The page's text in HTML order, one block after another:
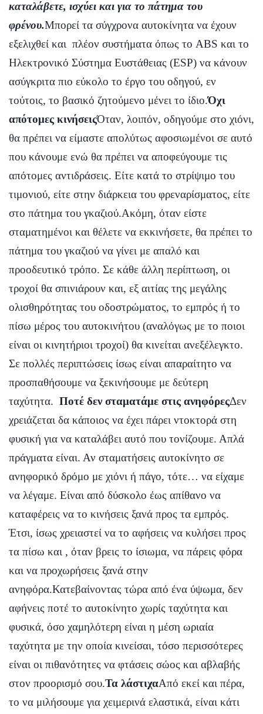
καταλάβετε, ισχύει και για το πάτημα του
φρένου.Μπορεί τα σύγχρονα αυτοκίνητα να έχουν
εξελιχθεί και πλέον συστήματα όπως το ABS και το
Ηλεκτρονικό Σύστημα Ευστάθειας (ΕSP) να κάνουν
ασύγκριτα πιο εύκολο το έργο του οδηγού, εν
τούτοις, το βασικό ζητούμενο μένει το ίδιο.Όχι
απότομες κινήσειςΌταν, λοιπόν, οδηγούμε στο χιόνι,
θα πρέπει να είμαστε απολύτως αφοσιωμένοι σε αυτό
που κάνουμε ενώ θα πρέπει να αποφεύγουμε τις
απότομες αντιδράσεις. Είτε κατά το στρίψιμο του
τιμονιού, είτε στην διάρκεια του φρεναρίσματος, είτε
στο πάτημα του γκαζιού.Ακόμη, όταν είστε
σταματημένοι και θέλετε να εκκινήσετε, θα πρέπει το
πάτημα του γκαζιού να γίνει με απαλό και
προοδευτικό τρόπο. Σε κάθε άλλη περίπτωση, οι
τροχοί θα σπινιάρουν και, εξ αιτίας της μεγάλης
ολισθηρότητας του οδοστρώματος, το εμπρός ή το
πίσω μέρος του αυτοκινήτου (αναλόγως με το ποιοι
είναι οι κινητήριοι τροχοί) θα κινείται ανεξέλεγκτο.
Σε πολλές περιπτώσεις ίσως είναι απαραίτητο να
προσπαθήσουμε να ξεκινήσουμε με δεύτερη
ταχύτητα. Ποτέ δεν σταματάμε στις ανηφόρεςΔεν
χρειάζεται δα κάποιος να έχει πάρει ντοκτορά στη
φυσική για να καταλάβει αυτό που τονίζουμε. Απλά
πράγματα είναι. Αν σταματήσεις αυτοκίνητο σε
ανηφορικό δρόμο με χιόνι ή πάγο, τότε… να είχαμε
να λέγαμε. Είναι από δύσκολο έως απίθανο να
καταφέρεις να το κινήσεις ξανά προς τα εμπρός.
Έτσι, ίσως χρειαστεί να το αφήσεις να κυλήσει προς
τα πίσω και , όταν βρεις το ίσιωμα, να πάρεις φόρα
και να προχωρήσεις ξανά στην
ανηφόρα.Κατεβαίνοντας τώρα από ένα ύψωμα, δεν
αφήνεις ποτέ το αυτοκίνητο χωρίς ταχύτητα και
φυσικά, όσο χαμηλότερη είναι η μέση ωριαία
ταχύτητα με την οποία κινείσαι, τόσο περισσότερες
είναι οι πιθανότητες να φτάσεις σώος και αβλαβής
στον προορισμό σου.Τα λάστιχαΑπό εκεί και πέρα,
το να μιλήσουμε για χειμερινά ελαστικά, είναι κάτι